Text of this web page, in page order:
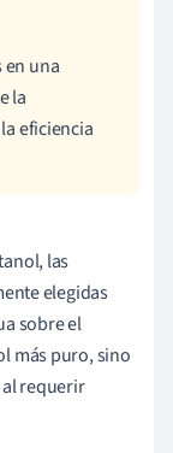
en una
la
eficiencia
las
elegidas
sobre el
más puro, sino
requerir